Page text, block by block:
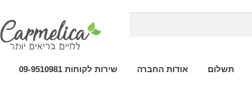
תשלום אודות החברה שירות לקוחות 09-9510981